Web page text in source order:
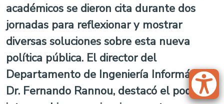
académicos se dieron cita durante dos
jornadas para reflexionar y mostrar
diversas soluciones sobre esta nueva
política pública. El director del
Departamento de Ingeniería Informática,
Dr. Fernando Rannou, destacó el poder